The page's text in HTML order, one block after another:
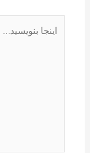
بنویسید…